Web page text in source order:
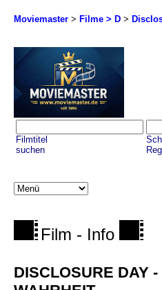
Moviemaster > Filme > D >
Filmtitel
suchen
Film - Info
DISCLOSURE DAY